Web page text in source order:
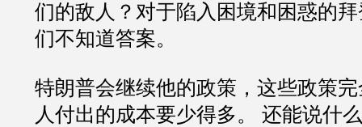
们的敌人？对于陷入困境和困惑的
们不知道答案。
特朗普会继续他的政策，这些政策
人付出的成本要少得多。 还能说什